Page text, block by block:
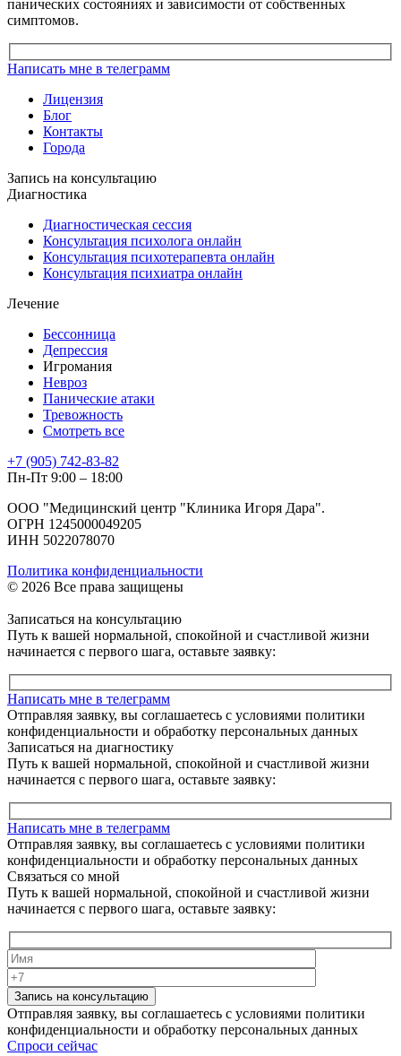
панических состояниях и зависимости от собственных
симптомов.
Написать мне в телеграмм
Лицензия
Блог
Контакты
Города
Запись на консультацию
Диагностика
Диагностическая сессия
Консультация психолога онлайн
Консультация психотерапевта онлайн
Консультация психиатра онлайн
Лечение
Бессонница
Депрессия
Игромания
Невроз
Панические атаки
Тревожность
Смотреть все
+7 (905) 742-83-82
Пн-Пт 9:00 – 18:00
ООО "Медицинский центр "Клиника Игоря Дара".
ОГРН 1245000049205
ИНН 5022078070
Политика конфиденциальности
© 2026 Все права защищены
Записаться на консультацию
Путь к вашей нормальной, спокойной и счастливой жизни
начинается с первого шага, оставьте заявку:
Написать мне в телеграмм
Отправляя заявку, вы соглашаетесь с условиями политики
конфиденциальности и обработку персональных данных
Записаться на диагностику
Путь к вашей нормальной, спокойной и счастливой жизни
начинается с первого шага, оставьте заявку:
Написать мне в телеграмм
Отправляя заявку, вы соглашаетесь с условиями политики
конфиденциальности и обработку персональных данных
Связаться со мной
Путь к вашей нормальной, спокойной и счастливой жизни
начинается с первого шага, оставьте заявку:
Запись на консультацию
Отправляя заявку, вы соглашаетесь с условиями политики
конфиденциальности и обработку персональных данных
Спроси сейчас